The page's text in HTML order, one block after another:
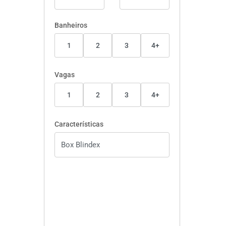
Banheiros
1 2 3 4+
Vagas
1 2 3 4+
Características